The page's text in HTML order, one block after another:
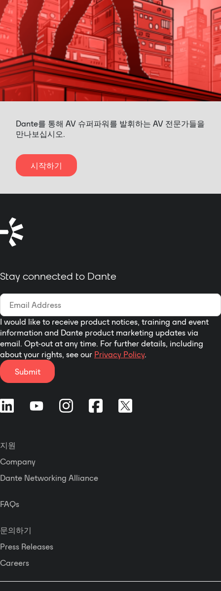
Dante를 통해 AV 슈퍼파워를 발휘하는 AV 전문가들을
만나보십시오.
시작하기
Stay connected to Dante
I would like to receive product notices, training and event
information and Dante product marketing updates via
email. Opt-out at any time. For further details, including
about your rights, see our Privacy Policy.
Submit
지원
Company
Dante Networking Alliance
FAQs
문의하기
Press Releases
Careers